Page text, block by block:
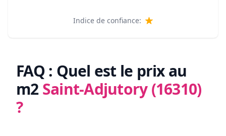
Indice de confiance:
FAQ : Quel est le prix au
m2Saint-Adjutory (16310)
?